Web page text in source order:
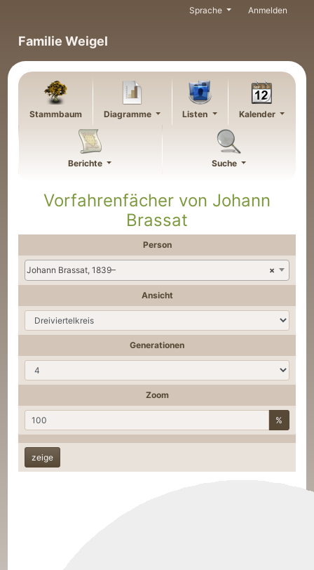
Familie Weigel
Sprache Anmelden
Stammbaum Diagramme Listen Kalender
Berichte Suche
Vorfahrenfächer von Johann
Brassat
Person
×
Johann Brassat, 1839–
Ansicht
Generationen
Zoom
%